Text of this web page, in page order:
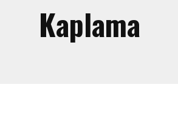
İnşaat Küreği
Balyoz Malzemesi Satışı
Kaplama